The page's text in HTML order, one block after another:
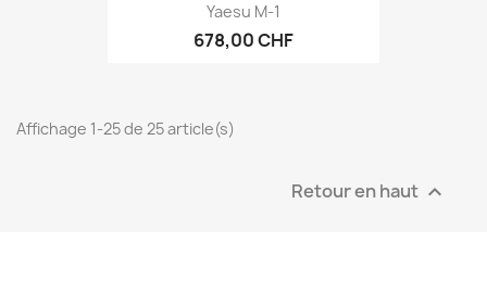
Yaesu M-1
678,00 CHF
Affichage 1-25 de 25 article(s)
Retour en haut 